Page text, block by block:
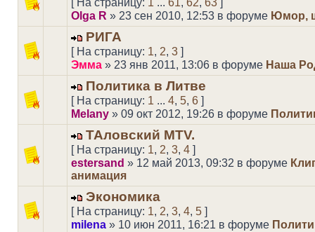
[ На страницу: 1 ... 61, 62, 63 ]
Olga R » 23 сен 2010, 12:53 в форуме Юмор,
РИГА
[ На страницу: 1, 2, 3 ]
Эмма » 23 янв 2011, 13:06 в форуме Наша
Политика в Литве
[ На страницу: 1 ... 4, 5, 6 ]
Melany » 09 окт 2012, 19:26 в форуме
ТАловский MTV.
[ На страницу: 1, 2, 3, 4 ]
estersand » 12 май 2013, 09:32 в форуме
анимация
Экономика
[ На страницу: 1, 2, 3, 4, 5 ]
milena » 10 июн 2011, 16:21 в форуме